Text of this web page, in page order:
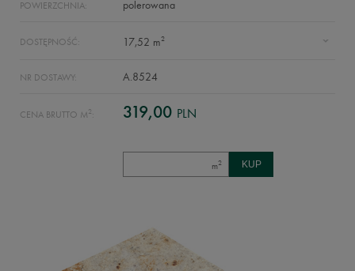
POWIERZCHNIA: polerowana
DOSTĘPNOŚĆ: 17,52 m2
NR DOSTAWY: A.8524
CENA BRUTTO M 2 : 319,00 PLN
m2